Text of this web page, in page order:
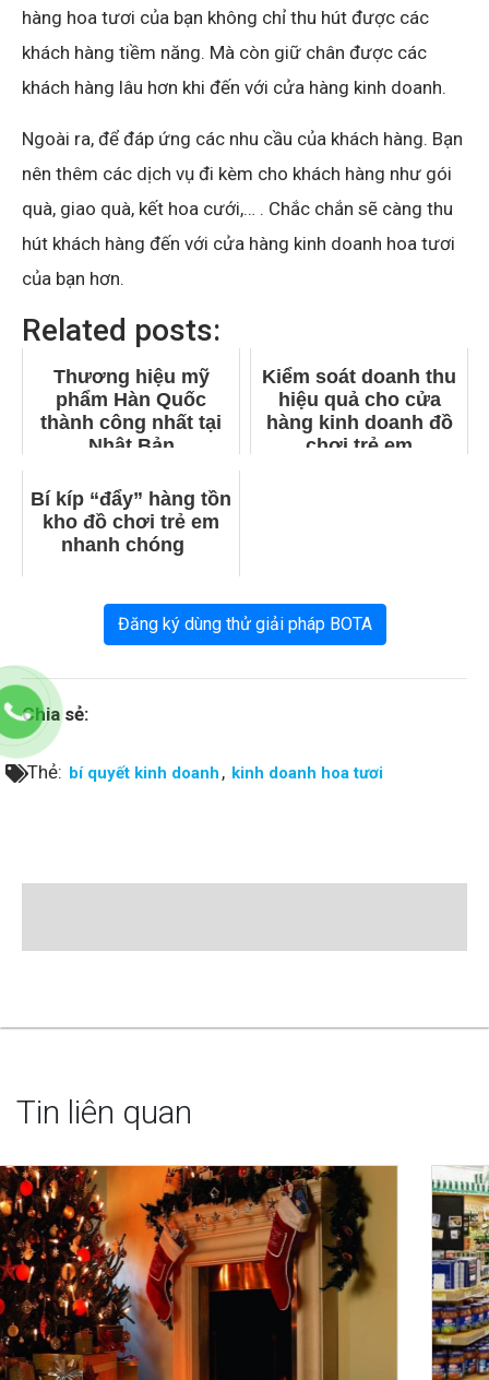
hàng hoa tươi của bạn không chỉ thu hút được các
khách hàng tiềm năng. Mà còn giữ chân được các
khách hàng lâu hơn khi đến với cửa hàng kinh doanh.
Ngoài ra, để đáp ứng các nhu cầu của khách hàng. Bạn
nên thêm các dịch vụ đi kèm cho khách hàng như gói
quà, giao quà, kết hoa cưới,… . Chắc chắn sẽ càng thu
hút khách hàng đến với cửa hàng kinh doanh hoa tươi
của bạn hơn.
Related posts:
Thương hiệu mỹ
phẩm Hàn Quốc
thành công nhất tại
Nhật Bản
Kiểm soát doanh thu
hiệu quả cho cửa
hàng kinh doanh đồ
chơi trẻ em
Bí kíp “đẩy” hàng tồn
kho đồ chơi trẻ em
nhanh chóng
Đăng ký dùng thử giải pháp BOTA
Chia sẻ:
Thẻ: bí quyết kinh doanh , kinh doanh hoa tươi
Tin liên quan